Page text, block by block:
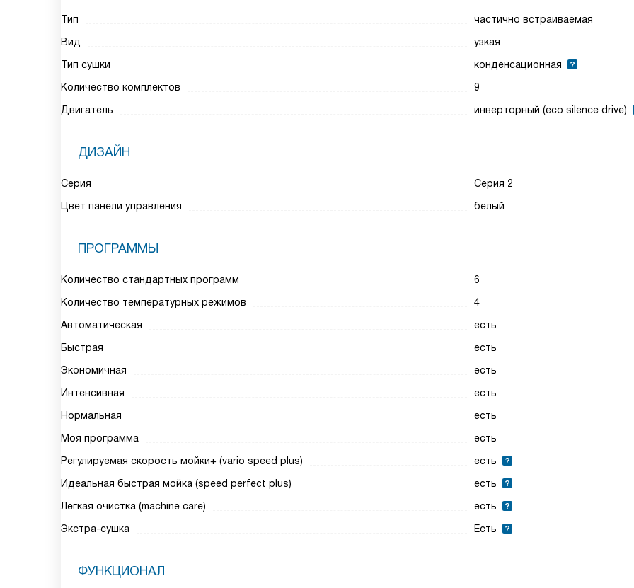
Тип
частично встраиваемая
Вид
узкая
Тип сушки
конденсационная
Количество комплектов
9
Двигатель
инверторный (eco silence drive)
ДИЗАЙН
Серия
Серия 2
Цвет панели управления
белый
ПРОГРАММЫ
Количество стандартных программ
6
Количество температурных режимов
4
Автоматическая
есть
Быстрая
есть
Экономичная
есть
Интенсивная
есть
Нормальная
есть
Моя программа
есть
Регулируемая скорость мойки+ (vario speed plus)
есть
Идеальная быстрая мойка (speed perfect plus)
есть
Легкая очистка (machine care)
есть
Экстра-сушка
Есть
ФУНКЦИОНАЛ